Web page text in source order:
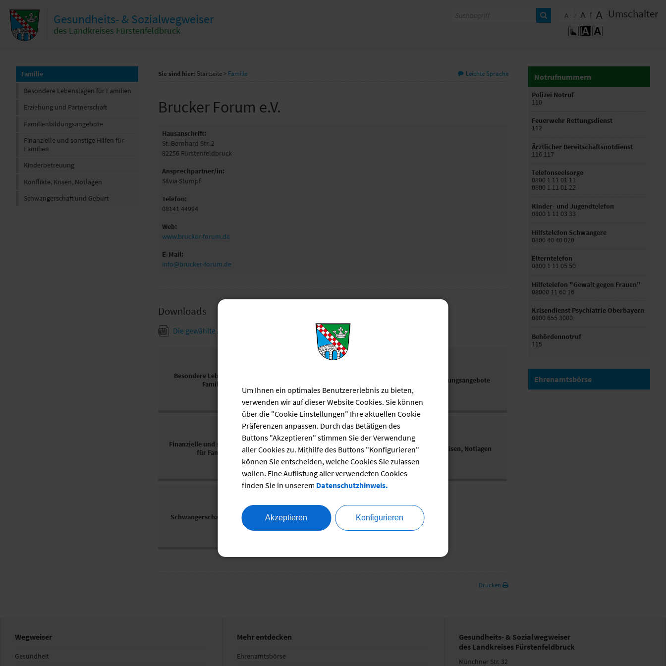
Gesundheits- & Sozialwegweiser
des Landkreises Fürstenfeldbruck
A A A
Kontrast-Umschalter
Familie
Besondere Lebenslagen für Familien
Erziehung und Partnerschaft
Familienbildungsangebote
Finanzielle und sonstige Hilfen für
Familien
Kinderbetreuung
Konflikte, Krisen, Notlagen
Schwangerschaft und Geburt
Sie sind hier: Startseite> Familie Leichte Sprache
Brucker Forum e.V.
Hausanschrift:
St. Bernhard Str. 2
82256 Fürstenfeldbruck
Ansprechpartner/in:
Silvia Stumpf
Telefon:
08141 44994
Web:
www.brucker-forum.de
E-Mail:
info@brucker-forum.de
Downloads
Die gewählte Adresse als VCF-Visitenkartendatei downloaden
Besondere Lebenslagen für
Familien
Familienbildungsangebote
Finanzielle und sonstige Hilfen
für Familien
Kinderbetreuung Konflikte, Krisen, Notlagen
Schwangerschaft und Geburt
Drucken
Notrufnummern
Polizei Notruf
110
Feuerwehr Rettungsdienst
112
Ärztlicher Bereitschaftsnotdienst
116 117
Telefonseelsorge
0800 1 11 01 11
0800 1 11 01 22
Kinder- und Jugendtelefon
0800 1 11 03 33
Hilfstelefon Schwangere
0800 40 40 020
Elterntelefon
0800 1 11 05 50
Hilfetelefon "Gewalt gegen Frauen"
08000 11 60 16
Krisendienst Psychiatrie Oberbayern
0800 655 3000
Behördennotruf
115
Ehrenamtsbörse
Wegweiser
Gesundheit
Mehr entdecken
Ehrenamtsbörse
Gesundheits- & Sozialwegweiser
des Landkreises Fürstenfeldbruck
Münchner Str. 32
Um Ihnen ein optimales Benutzererlebnis zu bieten,
verwenden wir auf dieser Website Cookies. Sie können
über die "Cookie Einstellungen" Ihre aktuellen Cookie
Präferenzen anpassen. Durch das Betätigen des
Buttons "Akzeptieren" stimmen Sie der Verwendung
aller Cookies zu. Mithilfe des Buttons "Konfigurieren"
können Sie entscheiden, welche Cookies Sie zulassen
wollen. Eine Auflistung aller verwendeten Cookies
finden Sie in unserem Datenschutzhinweis.
Akzeptieren Konfigurieren